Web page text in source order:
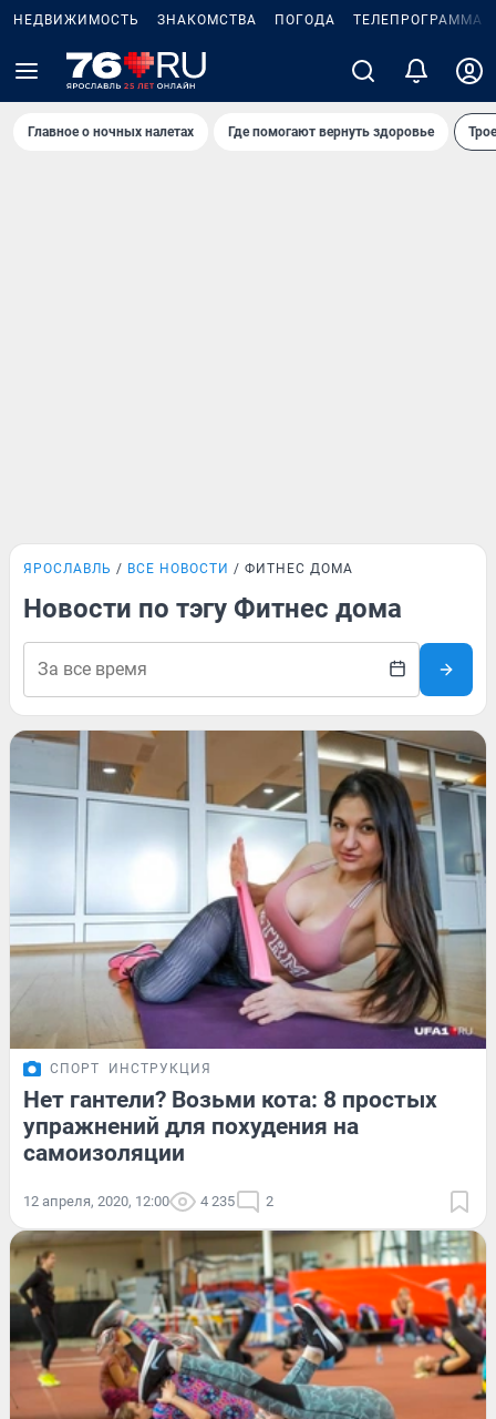
НЕДВИЖИМОСТЬ ЗНАКОМСТВА ПОГОДА ТЕЛЕПРОГРАММА
Главное о ночных налетах Где помогают вернуть здоровье
ЯРОСЛАВЛЬ ВСЕ НОВОСТИ ФИТНЕС ДОМА
Новости по тэгу Фитнес дома
СПОРТ ИНСТРУКЦИЯ
Нет гантели? Возьми кота: 8 простых
упражнений для похудения на
самоизоляции
12 апреля, 2020, 12:00 4 235 2